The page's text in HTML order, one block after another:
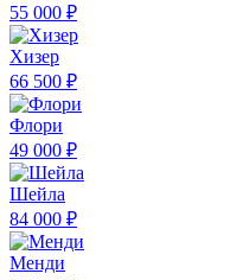
55 000 ₽
Хизер
66 500 ₽
Флори
49 000 ₽
Шейла
84 000 ₽
Менди